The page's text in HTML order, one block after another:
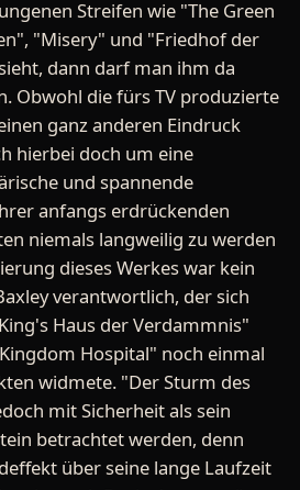
Streifen wie "The Green
"Misery" und "Friedhof der
dann darf man ihm da
Obwohl die fürs TV produzierte
ganz anderen Eindruck
hierbei doch um eine
und spannende
anfangs erdrückenden
niemals langweilig zu werden
dieses Werkes war kein
verantwortlich, der sich
Haus der Verdammnis"
Hospital" noch einmal
widmete. "Der Sturm des
mit Sicherheit als sein
betrachtet werden, denn
über seine lange Laufzeit